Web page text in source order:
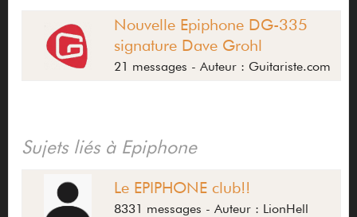
Nouvelle Epiphone DG-335
signature Dave Grohl
21 messages - Auteur : Guitariste.com
Sujets liés à Epiphone
Le EPIPHONE club!!
8331 messages - Auteur : LionHell